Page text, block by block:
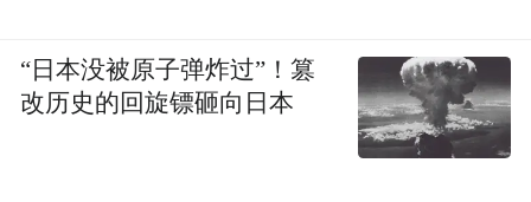
“日本没被原子弹炸过”！篡
改历史的回旋镖砸向日本